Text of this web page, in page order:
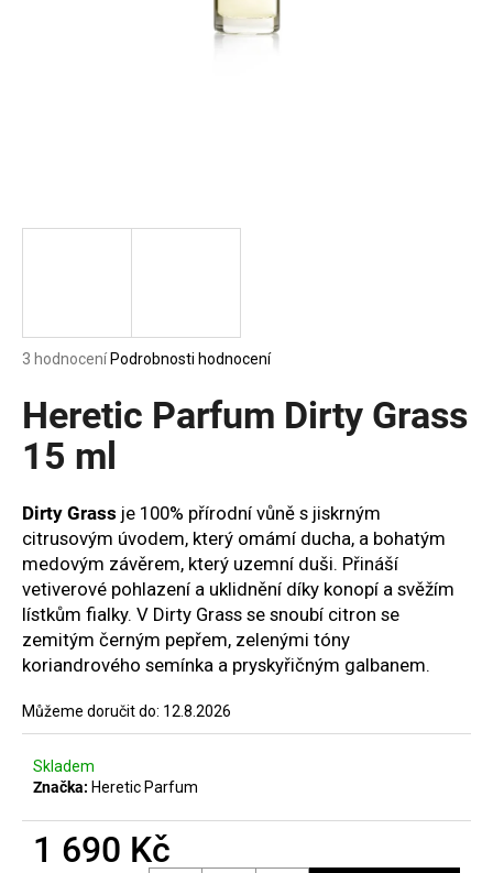
Průměrné
produktu
je
5,0
hvězdiček.
3 hodnocení Podrobnosti hodnocení
Heretic Parfum Dirty Grass
15 ml
Dirty Grass je 100% přírodní vůně s jiskrným
citrusovým úvodem, který omámí ducha, a bohatým
medovým závěrem, který uzemní duši. Přináší
vetiverové pohlazení a uklidnění díky konopí a svěžím
lístkům fialky. V Dirty Grass se snoubí citron se
zemitým černým pepřem, zelenými tóny
koriandrového semínka a pryskyřičným galbanem.
Můžeme doručit do: 12.8.2026
Skladem
Značka: Heretic Parfum
1 690 Kč
D
p
o
r
u
u
j
e
m
e
GREEN
LAK
JELLY
SUGAR
PLUM
Kč